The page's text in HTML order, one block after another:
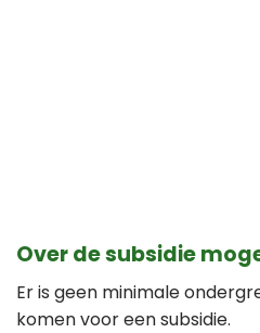
Over de subsidie
Er is geen minimale
komen voor een subsidie.